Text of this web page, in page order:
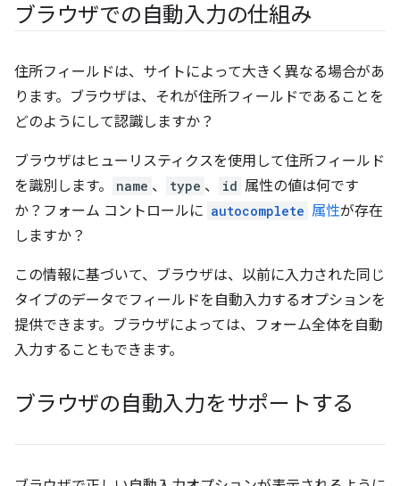
ブラウザでの自動入力の仕組み
住所フィールドは、サイトによって大きく異なる場合があ
ります。ブラウザは、それが住所フィールドであることを
どのようにして認識しますか？
ブラウザはヒューリスティクスを使用して住所フィールド
を識別します。
name 、 type 、 id 属性の値は何です
か？フォーム コントロールに autocomplete 属性が存在
しますか？
この情報に基づいて、ブラウザは、以前に入力された同じ
タイプのデータでフィールドを自動入力するオプションを
提供できます。ブラウザによっては、フォーム全体を自動
入力することもできます。
ブラウザの自動入力をサポートする